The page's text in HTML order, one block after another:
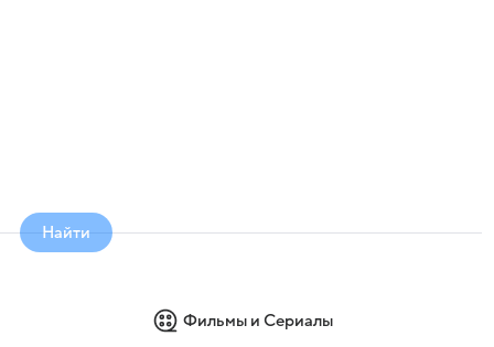
Найти
Фильмы и Сериалы